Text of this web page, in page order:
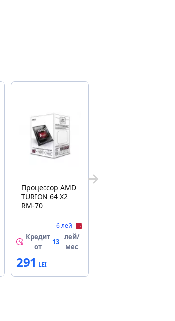
Процессор AMD
TURION 64 X2
RM-70
6 лей
Кредит
от
13
лей/
мес
291